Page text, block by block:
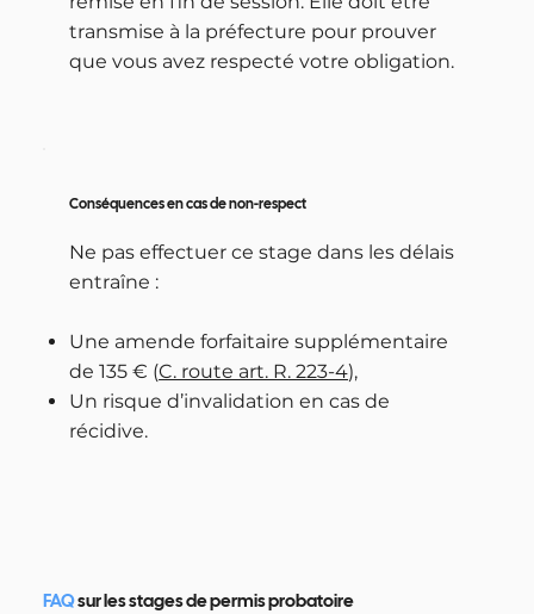
transmise à la préfecture pour prouver
que vous avez respecté votre obligation.
Conséquences en cas de non-respect
Ne pas effectuer ce stage dans les délais
entraîne :
Une amende forfaitaire supplémentaire
de 135 € (C. route art. R. 223-4),
Un risque d’invalidation en cas de
récidive.
FAQsur les stages de permis probatoire